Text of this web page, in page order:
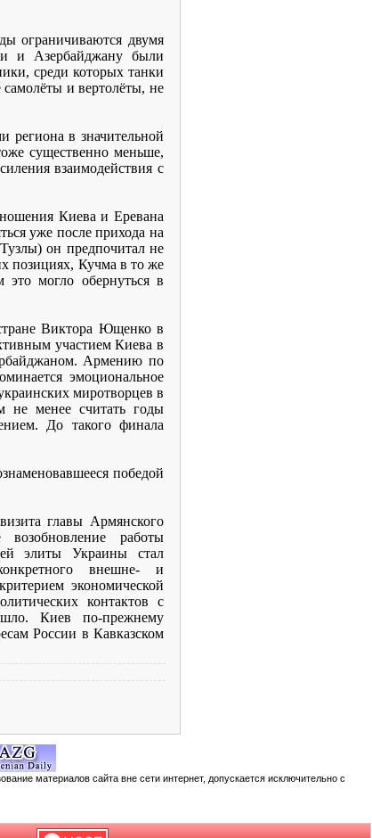
ограничиваются двумя
и Азербайджану были
среди которых танки
и вертолёты, не
региона в значительной
существенно меньше,
взаимодействия с
Киева и Еревана
уже после прихода на
он предпочитал не
позициях, Кучма в то же
могло обернуться в
Виктора Ющенко в
участием Киева в
Армению по
эмоциональное
миротворцев в
не менее считать годы
До такого финала
победой
главы Армянского
работы
элиты Украины стал
внешне- и
экономической
контактов с
Киев по-прежнему
России в Кавказском
материалов сайта вне сети интернет, допускается исключительно с